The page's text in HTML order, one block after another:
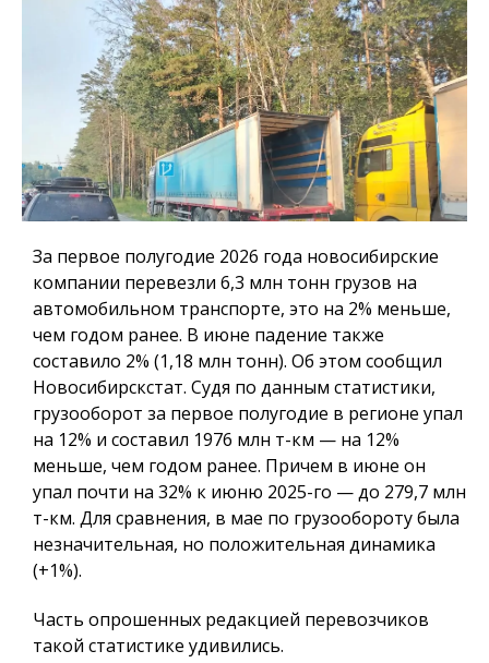
За первое полугодие 2026 года новосибирские
компании перевезли 6,3 млн тонн грузов на
автомобильном транспорте, это на 2% меньше,
чем годом ранее. В июне падение также
составило 2% (1,18 млн тонн). Об этом сообщил
Новосибирскстат. Судя по данным статистики,
грузооборот за первое полугодие в регионе упал
на 12% и составил 1976 млн т-км — на 12%
меньше, чем годом ранее. Причем в июне он
упал почти на 32% к июню 2025-го — до 279,7 млн
т-км. Для сравнения, в мае по грузообороту была
незначительная, но положительная динамика
(+1%).
Часть опрошенных редакцией перевозчиков
такой статистике удивились.